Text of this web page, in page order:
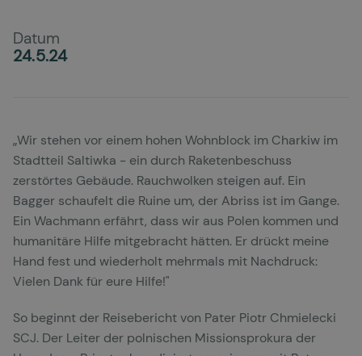
Datum
24.5.24
„Wir stehen vor einem hohen Wohnblock im Charkiw im
Stadtteil Saltiwka - ein durch Raketenbeschuss
zerstörtes Gebäude. Rauchwolken steigen auf. Ein
Bagger schaufelt die Ruine um, der Abriss ist im Gange.
Ein Wachmann erfährt, dass wir aus Polen kommen und
humanitäre Hilfe mitgebracht hätten. Er drückt meine
Hand fest und wiederholt mehrmals mit Nachdruck:
Vielen Dank für eure Hilfe!"
So beginnt der Reisebericht von Pater Piotr Chmielecki
SCJ. Der Leiter der polnischen Missionsprokura der